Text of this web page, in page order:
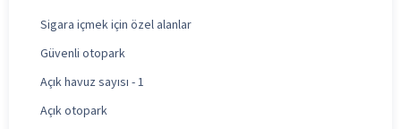
Sigara içmek için özel alanlar
Güvenli otopark
Açık havuz sayısı - 1
Açık otopark